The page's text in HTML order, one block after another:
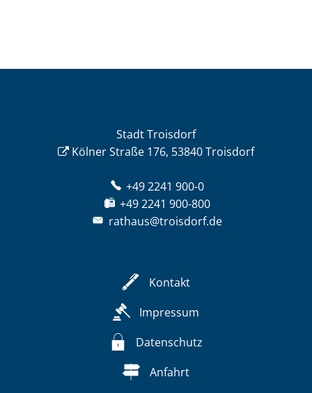
Stadt Troisdorf
Kölner Straße 176, 53840 Troisdorf
+49 2241 900-0
+49 2241 900-800
rathaus@troisdorf.de
Kontakt
Impressum
Datenschutz
Anfahrt